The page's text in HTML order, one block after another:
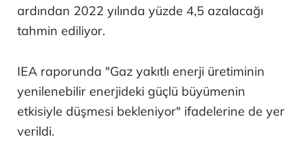
ardından 2022 yılında yüzde 4,5 azalacağı
tahmin ediliyor.
IEA raporunda "Gaz yakıtlı enerji üretiminin
yenilenebilir enerjideki güçlü büyümenin
etkisiyle düşmesi bekleniyor" ifadelerine de yer
verildi.